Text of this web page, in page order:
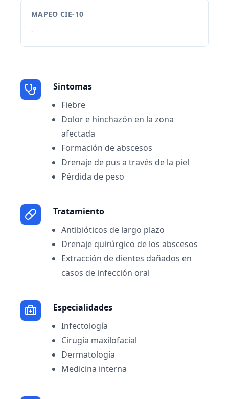
MAPEO CIE-10
-
Sintomas
Fiebre
Dolor e hinchazón en la zona
afectada
Formación de abscesos
Drenaje de pus a través de la piel
Pérdida de peso
Tratamiento
Antibióticos de largo plazo
Drenaje quirúrgico de los abscesos
Extracción de dientes dañados en
casos de infección oral
Especialidades
Infectología
Cirugía maxilofacial
Dermatología
Medicina interna